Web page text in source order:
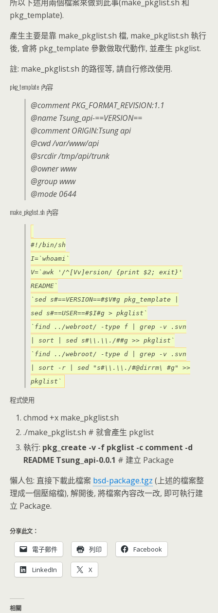
所以下述用兩個檔案來做到此事(make_pkglist.sh 和
pkg_template).
產生主要是靠 make_pkglist.sh 檔, make_pkglist.sh 執行
後, 會將 pkg_template 參數做取代動作, 並產生 pkglist.
註: make_pkglist.sh 的路徑等, 請自行修改使用.
pkg_template 內容
@comment PKG_FORMAT_REVISION:1.1
@name Tsung_api-==VERSION==
@comment ORIGIN:Tsung api
@cwd /var/www/api
@srcdir /tmp/api/trunk
@owner www
@group www
@mode 0644
make_pkglist.sh 內容
#!/bin/sh
I=`whoami`
V=`awk '/^[Vv]ersion/ {print $2; exit}'
README`
`sed s#==VERSION==#$V#g pkg_template |
sed s#==USER==#$I#g > pkglist`
`find ../webroot/ -type f | grep -v .svn
| sort | sed s#\\.\\./##g >> pkglist`
`find ../webroot/ -type d | grep -v .svn
| sort -r | sed "s#\\.\\./#@dirrm\ #g" >>
pkglist`
程式使用
chmod +x make_pkglist.sh
./make_pkglist.sh # 就會產生 pkglist
執行: pkg_create -v -f pkglist -c comment -d
README Tsung_api-0.0.1 # 建立 Package
懶人包: 直接下載此檔案 bsd-package.tgz (上述的檔案整
理成一個壓縮檔), 解開後, 將檔案內容改一改, 即可執行建
立 Package.
分享此文：
電子郵件 列印 Facebook
LinkedIn X
相關